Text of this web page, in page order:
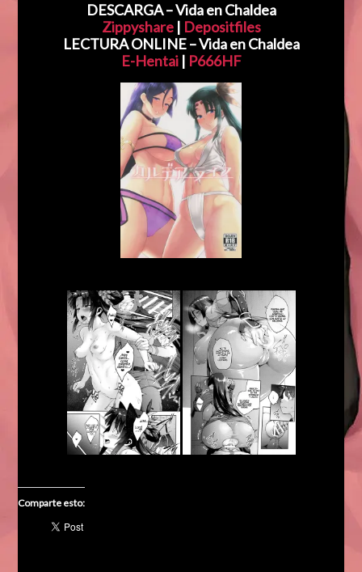
DESCARGA – Vida en Chaldea
Zippyshare| Depositfiles
LECTURA ONLINE – Vida en Chaldea
E-Hentai| P666HF
Comparte esto: